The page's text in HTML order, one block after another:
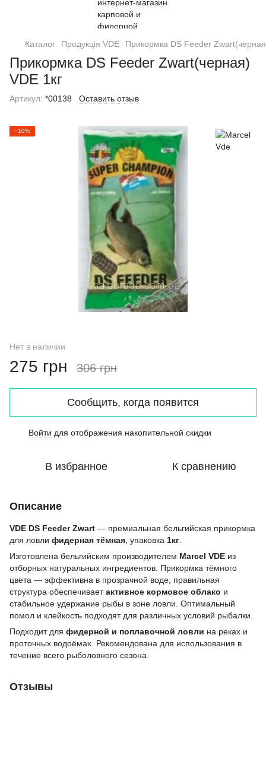
Каталог Продукція VDE Прикормка DS Feeder
Прикормка DS Feeder Zwart(черная)
VDE 1кг
Артикул: *00138 Оставить отзыв
−10%
Нет в наличии
275 грн 306 грн
Сообщить, когда появится
Войти для отображения накопительной скидки
В избранное К сравнению
Описание
VDE DS Feeder Zwart — премиальная бельгийская прикормка
для ловли фидерная тёмная , упаковка 1кг
Изготовлена бельгийским производителем Marcel VDE из
отборных натуральных ингредиентов. Прикормка тёмного
цвета — эффективна в прозрачной воде, правильная
структура обеспечиваетактивное кормовое облако и
стабильное удержание рыбы в зоне ловли. Оптимальный
помол и клейкость подходят для различных условий рыбалки.
Подходит для фидерной и поплавочной ловли на реках и
проточных водоёмах. Рекомендована для использования в
течение всего рыболовного сезона.
Отзывы